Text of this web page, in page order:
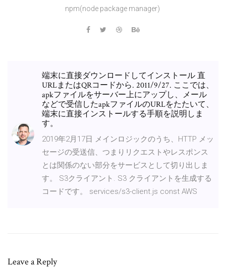
npm(node package manager)
端末に直接ダウンロードしてインストール 直
URLまたはQRコードから. 2011/9/27. ここでは、
apkファイルをサーバー上にアップし、メール
などで受信したapkファイルのURLをたたいて、
端末に直接インストールする手順を説明しま
す。
2019年2月17日 メインロジックのうち、HTTP メッ
セージの受送信、つまりリクエストやレスポンス
とは関係のない部分をサービスとして切り出しま
す。 S3クライアント. S3 クライアントを生成する
コードです。 services/s3-client.js const AWS
Leave a Reply